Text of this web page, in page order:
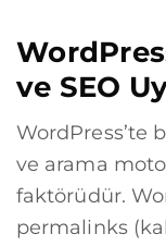
ve SEO
WordPress’te
ve arama
faktörüdür.
permalinks